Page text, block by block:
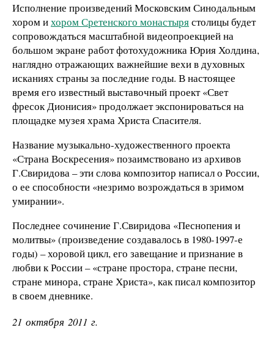
Исполнение произведений Московским Синодальным
хором ихором Сретенского монастырястолицы будет
сопровождаться масштабной видеопроекцией на
большом экране работ фотохудожника Юрия Холдина,
наглядно отражающих важнейшие вехи в духовных
исканиях страны за последние годы. В настоящее
время его известный выставочный проект «Свет
фресок Дионисия» продолжает экспонироваться на
площадке музея храма Христа Спасителя.
Название музыкально-художественного проекта
«Страна Воскресения» позаимствовано из архивов
Г.Свиридова – эти слова композитор написал о России,
о ее способности «незримо возрождаться в зримом
умирании».
Последнее сочинение Г.Свиридова «Песнопения и
молитвы» (произведение создавалось в 1980-1997-е
годы) – хоровой цикл, его завещание и признание в
любви к России – «стране простора, стране песни,
стране минора, стране Христа», как писал композитор
в своем дневнике.
21 октября 2011 г.